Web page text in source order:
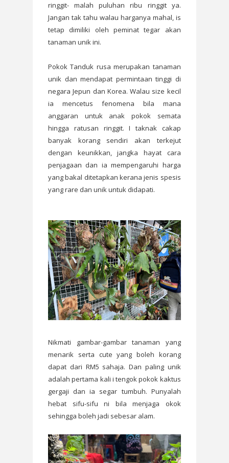
ringgit- malah puluhan ribu ringgit ya.
Jangan tak tahu walau harganya mahal, is
tetap dimiliki oleh peminat tegar akan
tanaman unik ini.
Pokok Tanduk rusa merupakan tanaman
unik dan mendapat permintaan tinggi di
negara Jepun dan Korea. Walau size kecil
ia mencetus fenomena bila mana
anggaran untuk anak pokok semata
hingga ratusan ringgit. I taknak cakap
banyak korang sendiri akan terkejut
dengan keunikkan, jangka hayat cara
penjagaan dan ia mempengaruhi harga
yang bakal ditetapkan kerana jenis spesis
yang rare dan unik untuk didapati.
Nikmati gambar-gambar tanaman yang
menarik serta cute yang boleh korang
dapat dari RM5 sahaja. Dan paling unik
adalah pertama kali i tengok pokok kaktus
gergaji dan ia segar tumbuh. Punyalah
hebat sifu-sifu ni bila menjaga okok
sehingga boleh jadi sebesar alam.